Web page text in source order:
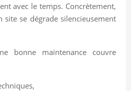
avec le temps. Concrètement,
site se dégrade silencieusement
bonne maintenance couvre